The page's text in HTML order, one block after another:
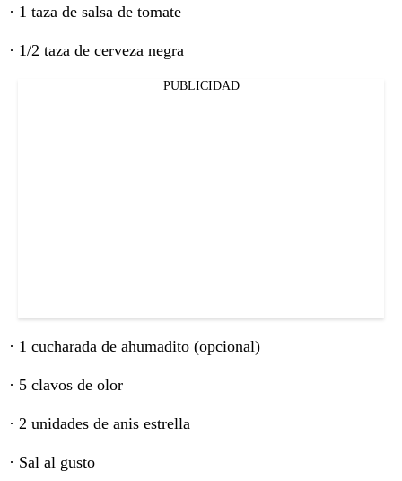
· 1 taza de salsa de tomate
· 1/2 taza de cerveza negra
PUBLICIDAD
· 1 cucharada de ahumadito (opcional)
· 5 clavos de olor
· 2 unidades de anis estrella
· Sal al gusto